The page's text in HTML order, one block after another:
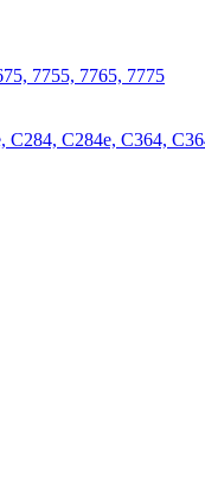
7755, 7765, 7775
C284, C284e, C364,